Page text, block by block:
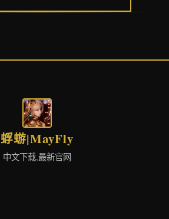
蜉蝣|MayFly
中文下载,最新官网